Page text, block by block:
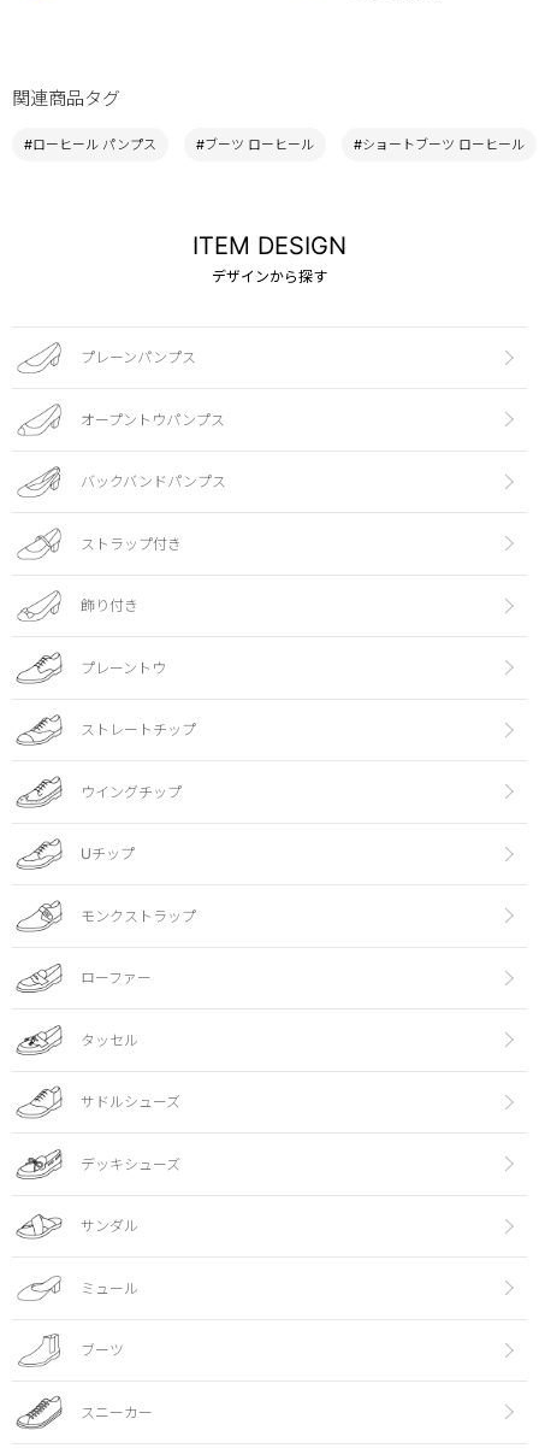
関連商品タグ
#ローヒール パンプス #ブーツ ローヒール #ショートブーツ ローヒール
ITEM DESIGN
デザインから探す
プレーンパンプス
オープントウパンプス
バックバンドパンプス
ストラップ付き
飾り付き
プレーントウ
ストレートチップ
ウイングチップ
Uチップ
モンクストラップ
ローファー
タッセル
サドルシューズ
デッキシューズ
サンダル
ミュール
ブーツ
スニーカー